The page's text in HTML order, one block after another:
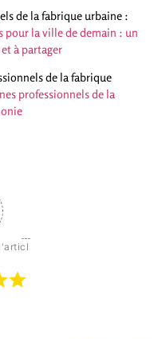
de la fabrique urbaine :
pour la ville de demain : un
à partager
de la fabrique
professionnels de la